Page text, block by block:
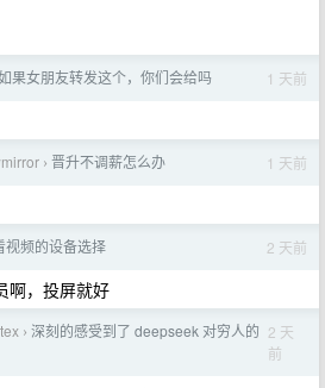
果女朋友转发这个，你们会给吗 1 天前
› 晋升不调薪怎么办 1 天前
视频的设备选择 2 天前
啊，投屏就好
› 深刻的感受到了 deepseek 对穷人的 2 天
前